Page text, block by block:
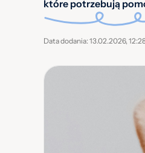
które potrzebują
Data dodania: 13.02.2026,